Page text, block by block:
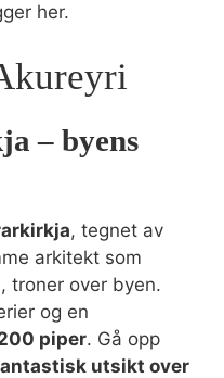
her.
– byens
, tegnet av
arkitekt som
troner over byen.
og en
piper. Gå opp
utsikt over